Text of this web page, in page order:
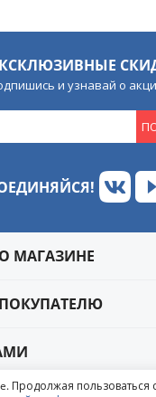
и узнавай о
МАГАЗИНЕ
Продолжая пользоваться